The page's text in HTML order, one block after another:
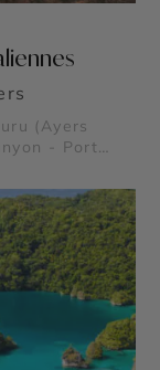
(Ayers
- Port
Tropicale